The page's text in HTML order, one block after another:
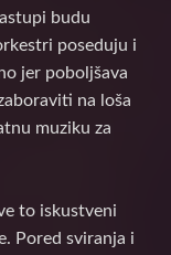
budu
poseduju i
jer poboljšava
na loša
muziku za
to iskustveni
Pored sviranja i